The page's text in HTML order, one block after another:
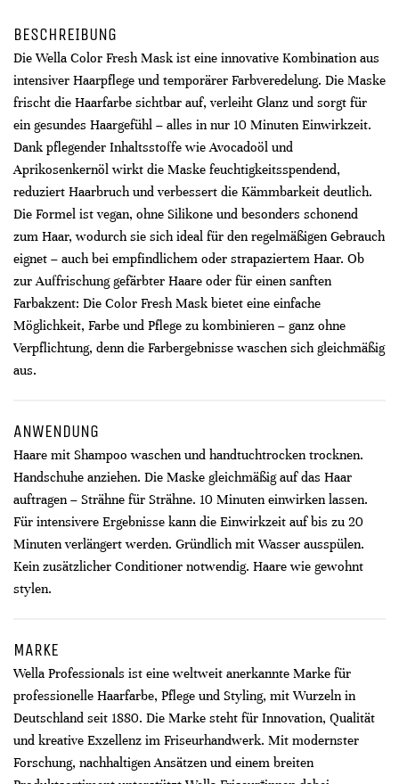
BESCHREIBUNG
Die Wella Color Fresh Mask ist eine innovative Kombination aus
intensiver Haarpflege und temporärer Farbveredelung. Die Maske
frischt die Haarfarbe sichtbar auf, verleiht Glanz und sorgt für
ein gesundes Haargefühl – alles in nur 10 Minuten Einwirkzeit.
Dank pflegender Inhaltsstoffe wie Avocadoöl und
Aprikosenkernöl wirkt die Maske feuchtigkeitsspendend,
reduziert Haarbruch und verbessert die Kämmbarkeit deutlich.
Die Formel ist vegan, ohne Silikone und besonders schonend
zum Haar, wodurch sie sich ideal für den regelmäßigen Gebrauch
eignet – auch bei empfindlichem oder strapaziertem Haar. Ob
zur Auffrischung gefärbter Haare oder für einen sanften
Farbakzent: Die Color Fresh Mask bietet eine einfache
Möglichkeit, Farbe und Pflege zu kombinieren – ganz ohne
Verpflichtung, denn die Farbergebnisse waschen sich gleichmäßig
aus.
ANWENDUNG
Haare mit Shampoo waschen und handtuchtrocken trocknen.
Handschuhe anziehen. Die Maske gleichmäßig auf das Haar
auftragen – Strähne für Strähne. 10 Minuten einwirken lassen.
Für intensivere Ergebnisse kann die Einwirkzeit auf bis zu 20
Minuten verlängert werden. Gründlich mit Wasser ausspülen.
Kein zusätzlicher Conditioner notwendig. Haare wie gewohnt
stylen.
MARKE
Wella Professionals ist eine weltweit anerkannte Marke für
professionelle Haarfarbe, Pflege und Styling, mit Wurzeln in
Deutschland seit 1880. Die Marke steht für Innovation, Qualität
und kreative Exzellenz im Friseurhandwerk. Mit modernster
Forschung, nachhaltigen Ansätzen und einem breiten